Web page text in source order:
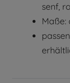
senf,
Maße: